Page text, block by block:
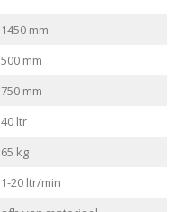
1450 mm
500 mm
750 mm
40 ltr
65 kg
1-20 ltr/min